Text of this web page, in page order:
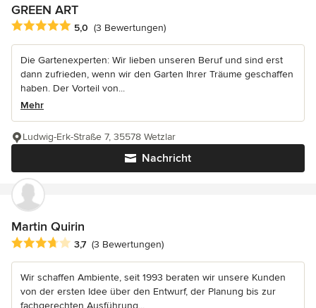
GREEN ART
Durchschnittliche Bewertung: 5 von 5 Sternen
5,0 (3 Bewertungen)
Die Gartenexperten: Wir lieben unseren Beruf und sind erst
dann zufrieden, wenn wir den Garten Ihrer Träume geschaffen
haben. Der Vorteil von...
Mehr
Nachricht
Ludwig-Erk-Straße 7, 35578 Wetzlar
Martin Quirin
Durchschnittliche Bewertung: 3.7 von 5 Sternen
3,7 (3 Bewertungen)
Wir schaffen Ambiente, seit 1993 beraten wir unsere Kunden
von der ersten Idee über den Entwurf, der Planung bis zur
fachgerechten Ausführung...